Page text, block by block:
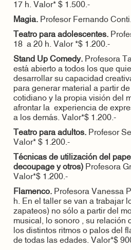
17 h. Valor* $ 1.500.-
Magia. Profesor Fernando
Teatro para adolescentes.
18 a 20 h. Valor *$ 1.200.-
Stand Up Comedy. Profesora
está abierto a todos los que
desarrollar su capacidad
para generar material a partir
cotidiano y la propia visión del
afrontar la experiencia de
a los demás. Valor*$ 1.200.-
Teatro para adultos. Profesor
Valor* $ 1.200.-
Técnicas de utilización del
decoupage y otros) Profesora
Valor*$ 1.200.-
Flamenco. Profesora Vanessa
h. En el taller se van a trabajar
zapateos) no sólo a partir del
musical, lo sonoro , su relación
los distintos ritmos o palos del
de todas las edades. Valor*$